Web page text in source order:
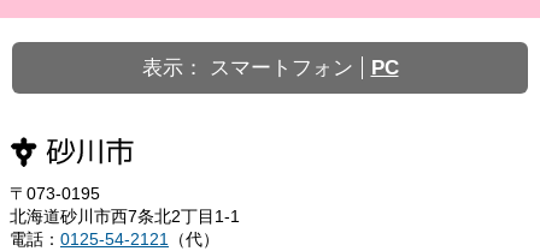
表示： スマートフォン PC
〒073-0195
北海道砂川市西7条北2丁目1-1
電話： 0125-54-2121
（代）